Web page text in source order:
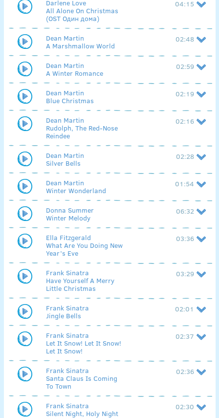
Darlene Love
All Alone On Christmas
(OST Один дома)
04:15
Dean Martin
A Marshmallow World
02:48
Dean Martin
A Winter Romance
02:59
Dean Martin
Blue Christmas
02:19
Dean Martin
Rudolph, The Red-Nose
Reindee
02:16
Dean Martin
Silver Bells
02:28
Dean Martin
Winter Wonderland
01:54
Donna Summer
Winter Melody
06:32
Ella Fitzgerald
What Are You Doing New
Year’s Eve
03:36
Frank Sinatra
Have Yourself A Merry
Little Christmas
03:29
Frank Sinatra
Jingle Bells
02:01
Frank Sinatra
Let It Snow! Let It Snow!
Let It Snow!
02:37
Frank Sinatra
Santa Claus Is Coming
To Town
02:36
Frank Sinatra
Silent Night, Holy Night
02:30